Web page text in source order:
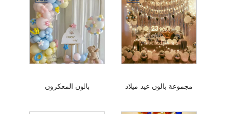
بالون المعكرون مجموعة بالون عيد ميلاد